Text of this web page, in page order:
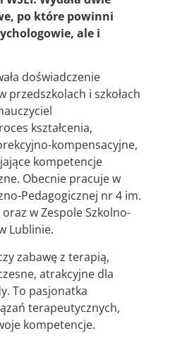
po które powinni
ale i
doświadczenie
przedszkolach i szkołach
kształcenia,
kompensacyjne,
kompetencje
Obecnie pracuje w
Pedagogicznej nr 4 im.
w Zespole Szkolno-
Lublinie.
zabawę z terapią,
atrakcyjne dla
To pasjonatka
terapeutycznych,
kompetencje.